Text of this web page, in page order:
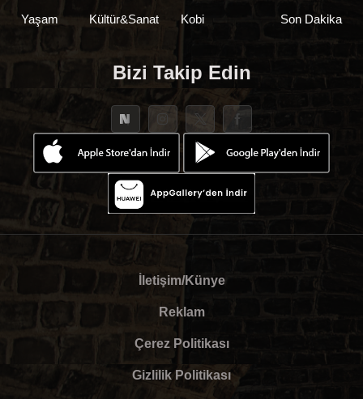
Yaşam
Kültür&Sanat
Kobi
Son Dakika
Bizi Takip Edin
İletişim/Künye
Reklam
Çerez Politikası
Gizlilik Politikası